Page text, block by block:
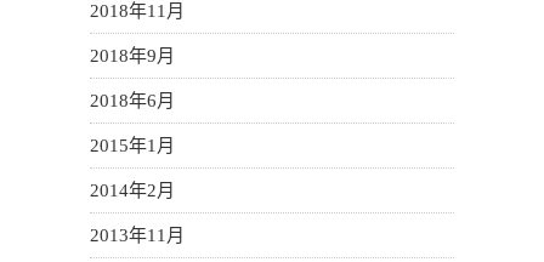
2018年11月
2018年9月
2018年6月
2015年1月
2014年2月
2013年11月